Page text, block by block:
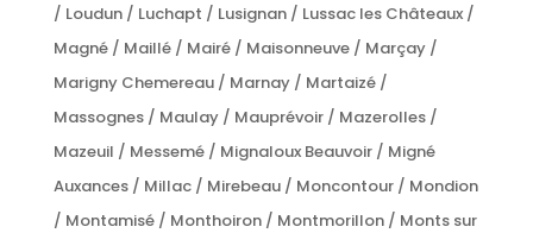
/ Loudun / Luchapt / Lusignan / Lussac les Châteaux /
Magné / Maillé / Mairé / Maisonneuve / Marçay /
Marigny Chemereau / Marnay / Martaizé /
Massognes / Maulay / Mauprévoir / Mazerolles /
Mazeuil / Messemé / Mignaloux Beauvoir / Migné
Auxances / Millac / Mirebeau / Moncontour / Mondion
/ Montamisé / Monthoiron / Montmorillon / Monts sur